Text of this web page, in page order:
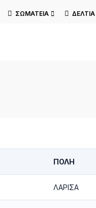
ΣΩΜΑΤΕΊΑ
ΠΌΛΗ
ΛΑΡΙΣΑ